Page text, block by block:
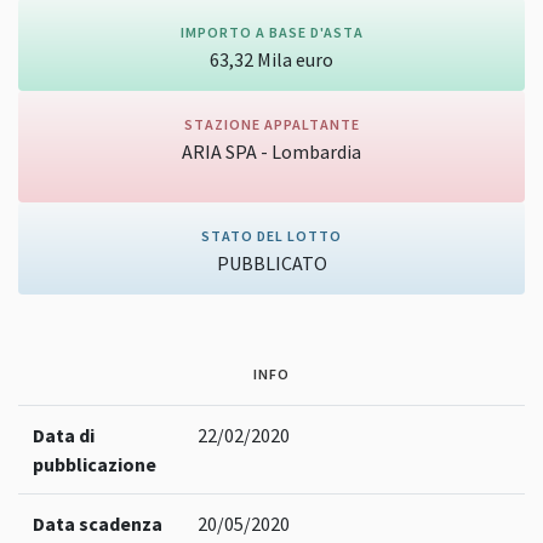
IMPORTO A BASE D'ASTA
63,32 Mila euro
STAZIONE APPALTANTE
ARIA SPA - Lombardia
STATO DEL LOTTO
PUBBLICATO
INFO
Data di
pubblicazione
22/02/2020
Data scadenza
20/05/2020